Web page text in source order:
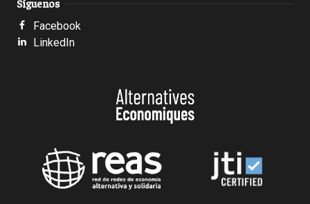
Síguenos
Facebook
LinkedIn